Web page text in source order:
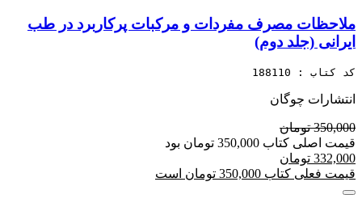
ملاحظات مصرف مفردات و مرکبات پرکاربرد در طب
ایرانی (جلد دوم)
کد کتاب : 188110
انتشارات چوگان
350,000 تومان
قیمت اصلی کتاب 350,000 تومان بود
332,000 تومان
قیمت فعلی کتاب 350,000 تومان است